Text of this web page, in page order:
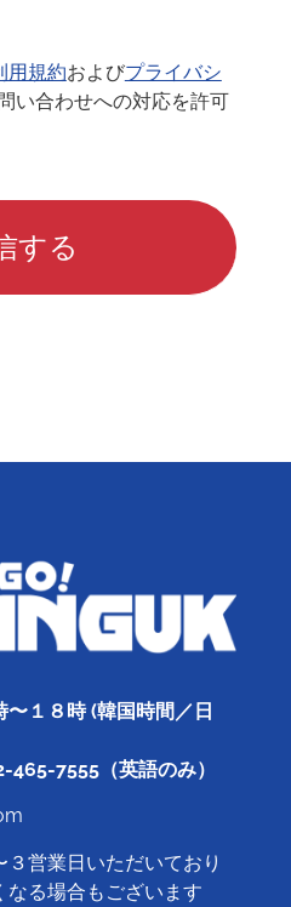
用規約およびプライバシ
い合わせへの対応を許可
１８時 (韓国時間／日
7555（英語のみ）
営業日いただいており
なる場合もございます